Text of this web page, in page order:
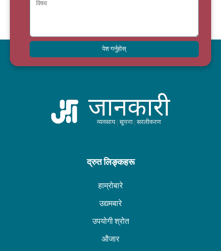
पेश गर्नुहोस्
द्रुत लिङ्कहरू
हाम्रोबारे
उद्यमबारे
उपयोगी श्रोत
औजार